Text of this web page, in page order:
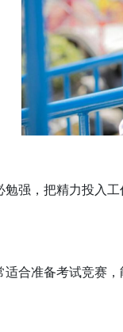
强，把精力投入
合准备考试竞赛